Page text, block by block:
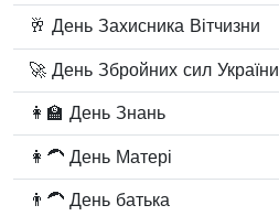
🥂 День Захисника Вітчизни
🚀 День Збройних сил України
👩‍🏫 День Знань
👩‍🦱 День Матері
👨‍🦱 День батька